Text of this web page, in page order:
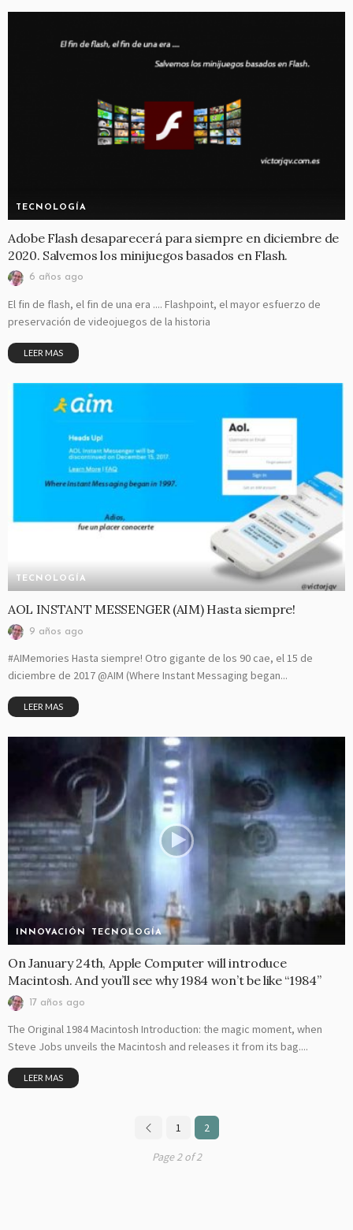
TECNOLOGÍA
Adobe Flash desaparecerá para siempre en diciembre de
2020. Salvemos los minijuegos basados en Flash.
6 años ago
El fin de flash, el fin de una era .... Flashpoint, el mayor esfuerzo de
preservación de videojuegos de la historia
LEER MAS
TECNOLOGÍA
AOL INSTANT MESSENGER (AIM) Hasta siempre!
9 años ago
#AIMemories Hasta siempre! Otro gigante de los 90 cae, el 15 de
diciembre de 2017 @AIM (Where Instant Messaging began...
LEER MAS
INNOVACIÓN TECNOLOGÍA
On January 24th, Apple Computer will introduce
Macintosh. And you’ll see why 1984 won’t be like “1984”
17 años ago
The Original 1984 Macintosh Introduction: the magic moment, when
Steve Jobs unveils the Macintosh and releases it from its bag....
LEER MAS
1 2
Page 2 of 2